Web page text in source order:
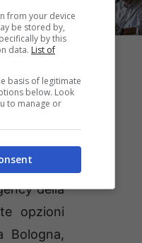
e dei
agilità,
che
è diviso
la sua
della
opzioni
Bologna,
from your device
be stored by,
by this
data. List of
basis of legitimate
below. Look
to manage or